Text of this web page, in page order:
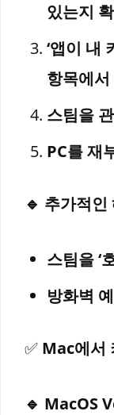
있는지
‘앱이 내
항목에
스팀을
PC를 재
🔹 추가적인
스팀을 ‘
방화벽
✅ Mac에서
🔹 MacOS